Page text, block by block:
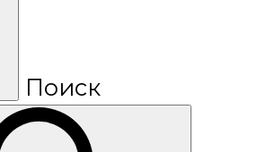
Поиск